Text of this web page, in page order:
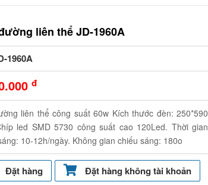
liên thể JD-1960A
1960A
đ
liên thể công suất 60w Kích thước đèn: 250*590
led SMD 5730 công suất cao 120Led. Thời gian
10-12h/ngày. Không gian chiếu sáng: 180o
Đặt hàng Đặt hàng không tài khoản